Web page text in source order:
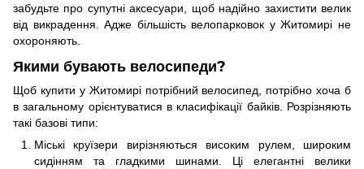
забудьте про супутні аксесуари, щоб надійно захистити велик
від викрадення. Адже більшість велопарковок у Житомирі не
охороняють.
Якими бувають велосипеди?
Щоб купити у Житомирі потрібний велосипед, потрібно хоча б
в загальному орієнтуватися в класифікації байків. Розрізняють
такі базові типи:
Міські круїзери вирізняються високим рулем, широким
сидінням та гладкими шинами. Ці елегантні велики